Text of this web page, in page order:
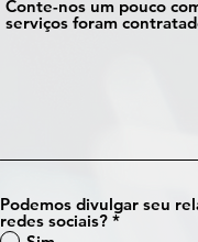
Conte-nos um pouco
serviços foram
Podemos divulgar seu
redes sociais? *